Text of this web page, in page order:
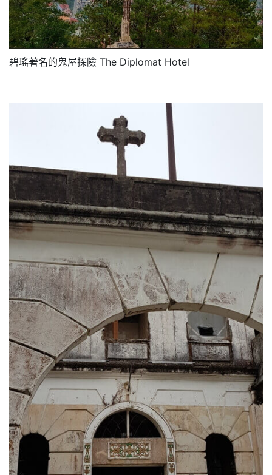
碧瑤著名的鬼屋探險 The Diplomat Hotel